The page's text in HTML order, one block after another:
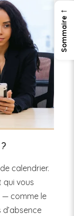
calendrier.
qui vous
— comme le
←